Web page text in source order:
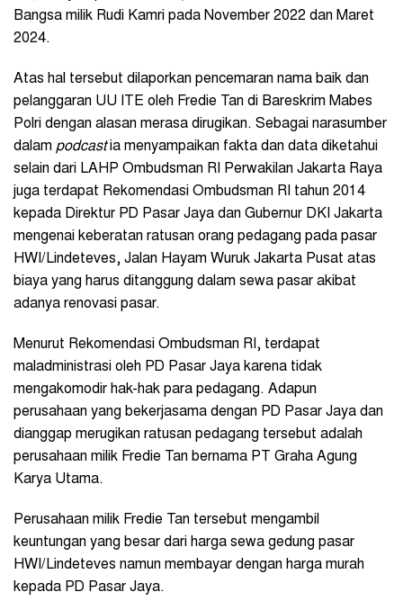
Bangsa milik Rudi Kamri pada November 2022 dan Maret
2024.
Atas hal tersebut dilaporkan pencemaran nama baik dan
pelanggaran UU ITE oleh Fredie Tan di Bareskrim Mabes
Polri dengan alasan merasa dirugikan. Sebagai narasumber
dalam podcastia menyampaikan fakta dan data diketahui
selain dari LAHP Ombudsman RI Perwakilan Jakarta Raya
juga terdapat Rekomendasi Ombudsman RI tahun 2014
kepada Direktur PD Pasar Jaya dan Gubernur DKI Jakarta
mengenai keberatan ratusan orang pedagang pada pasar
HWI/Lindeteves, Jalan Hayam Wuruk Jakarta Pusat atas
biaya yang harus ditanggung dalam sewa pasar akibat
adanya renovasi pasar.
Menurut Rekomendasi Ombudsman RI, terdapat
maladministrasi oleh PD Pasar Jaya karena tidak
mengakomodir hak-hak para pedagang. Adapun
perusahaan yang bekerjasama dengan PD Pasar Jaya dan
dianggap merugikan ratusan pedagang tersebut adalah
perusahaan milik Fredie Tan bernama PT Graha Agung
Karya Utama.
Perusahaan milik Fredie Tan tersebut mengambil
keuntungan yang besar dari harga sewa gedung pasar
HWI/Lindeteves namun membayar dengan harga murah
kepada PD Pasar Jaya.